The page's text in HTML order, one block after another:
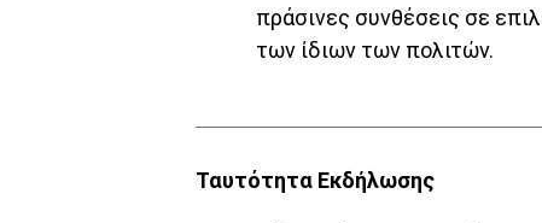
πράσινες συνθέσεις σε
των ίδιων των πολιτών.
Ταυτότητα Εκδήλωσης